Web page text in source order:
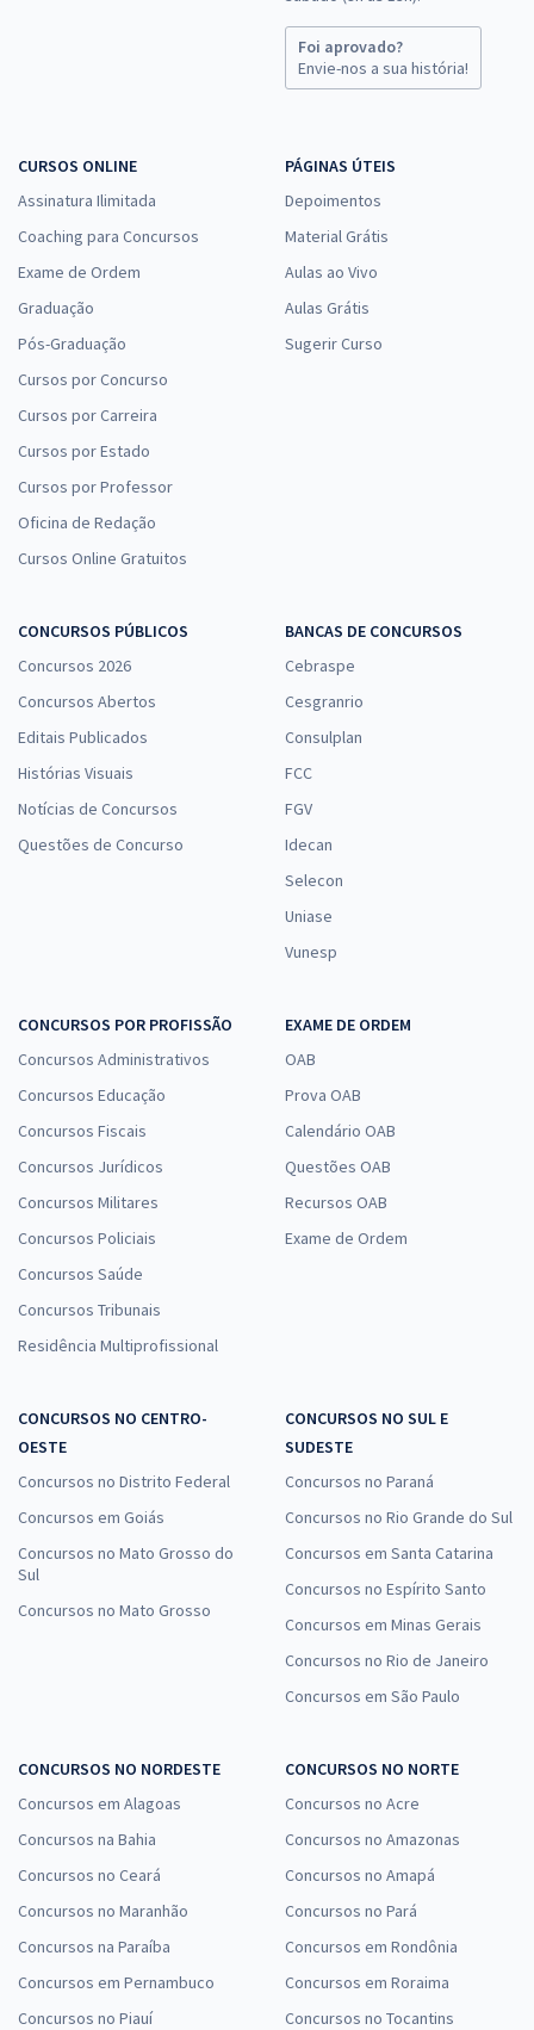
Foi aprovado?
Envie-nos a sua história!
CURSOS ONLINE
Assinatura Ilimitada
Coaching para Concursos
Exame de Ordem
Graduação
Pós-Graduação
Cursos por Concurso
Cursos por Carreira
Cursos por Estado
Cursos por Professor
Oficina de Redação
Cursos Online Gratuitos
PÁGINAS ÚTEIS
Depoimentos
Material Grátis
Aulas ao Vivo
Aulas Grátis
Sugerir Curso
CONCURSOS PÚBLICOS
Concursos 2026
Concursos Abertos
Editais Publicados
Histórias Visuais
Notícias de Concursos
Questões de Concurso
BANCAS DE CONCURSOS
Cebraspe
Cesgranrio
Consulplan
FCC
FGV
Idecan
Selecon
Uniase
Vunesp
CONCURSOS POR PROFISSÃO
Concursos Administrativos
Concursos Educação
Concursos Fiscais
Concursos Jurídicos
Concursos Militares
Concursos Policiais
Concursos Saúde
Concursos Tribunais
Residência Multiprofissional
EXAME DE ORDEM
OAB
Prova OAB
Calendário OAB
Questões OAB
Recursos OAB
Exame de Ordem
CONCURSOS NO CENTRO-
OESTE
Concursos no Distrito Federal
Concursos em Goiás
Concursos no Mato Grosso do
Sul
Concursos no Mato Grosso
CONCURSOS NO SUL E
SUDESTE
Concursos no Paraná
Concursos no Rio Grande do Sul
Concursos em Santa Catarina
Concursos no Espírito Santo
Concursos em Minas Gerais
Concursos no Rio de Janeiro
Concursos em São Paulo
CONCURSOS NO NORDESTE
Concursos em Alagoas
Concursos na Bahia
Concursos no Ceará
Concursos no Maranhão
Concursos na Paraíba
Concursos em Pernambuco
Concursos no Piauí
CONCURSOS NO NORTE
Concursos no Acre
Concursos no Amazonas
Concursos no Amapá
Concursos no Pará
Concursos em Rondônia
Concursos em Roraima
Concursos no Tocantins